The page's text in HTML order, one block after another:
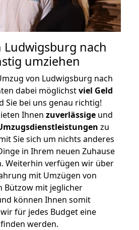
Ludwigsburg nach
umziehen
von Ludwigsburg nach
dabei möglichstviel Geld
Sie bei uns genau richtig!
Ihnen zuverlässige und
zu
Sie sich um nichts anderes
in Ihrem neuen Zuhause
Weiterhin verfügen wir über
mit Umzügen von
Bützow mit jeglicher
können Ihnen somit
für jedes Budget eine
werden.